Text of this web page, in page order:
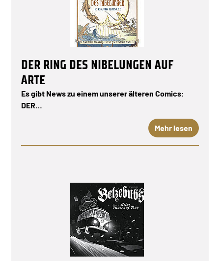
DER RING DES NIBELUNGEN AUF
ARTE
Es gibt News zu einem unserer älteren Comics:
DER…
Mehr lesen